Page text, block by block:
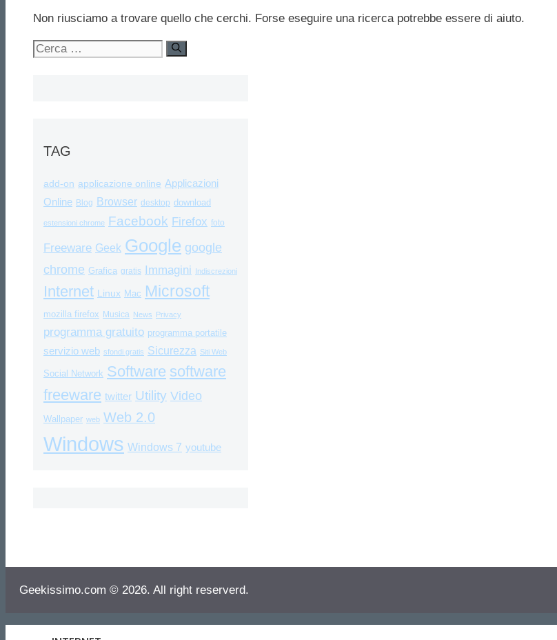
Non riusciamo a trovare quello che cerchi. Forse eseguire una ricerca potrebbe essere di aiuto.
Ricerca
TAG
add-on applicazione online Applicazioni
Online Blog Browser desktop download
estensioni chrome Facebook Firefox foto
Freeware Geek Google google
chrome Grafica gratis Immagini Indiscrezioni
Internet Linux Mac Microsoft
mozilla firefox Musica News Privacy
programma gratuito programma portatile
servizio web sfondi gratis Sicurezza Siti Web
Social Network Software software
freeware twitter Utility Video
Wallpaper web Web 2.0
Windows Windows 7 youtube
Geekissimo.com © 2026. All right reserverd.